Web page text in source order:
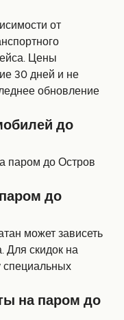
от
Цены
30 дней и не
обновление
до
паром до Остров
до
может зависеть
Для скидок на
специальных
на паром до